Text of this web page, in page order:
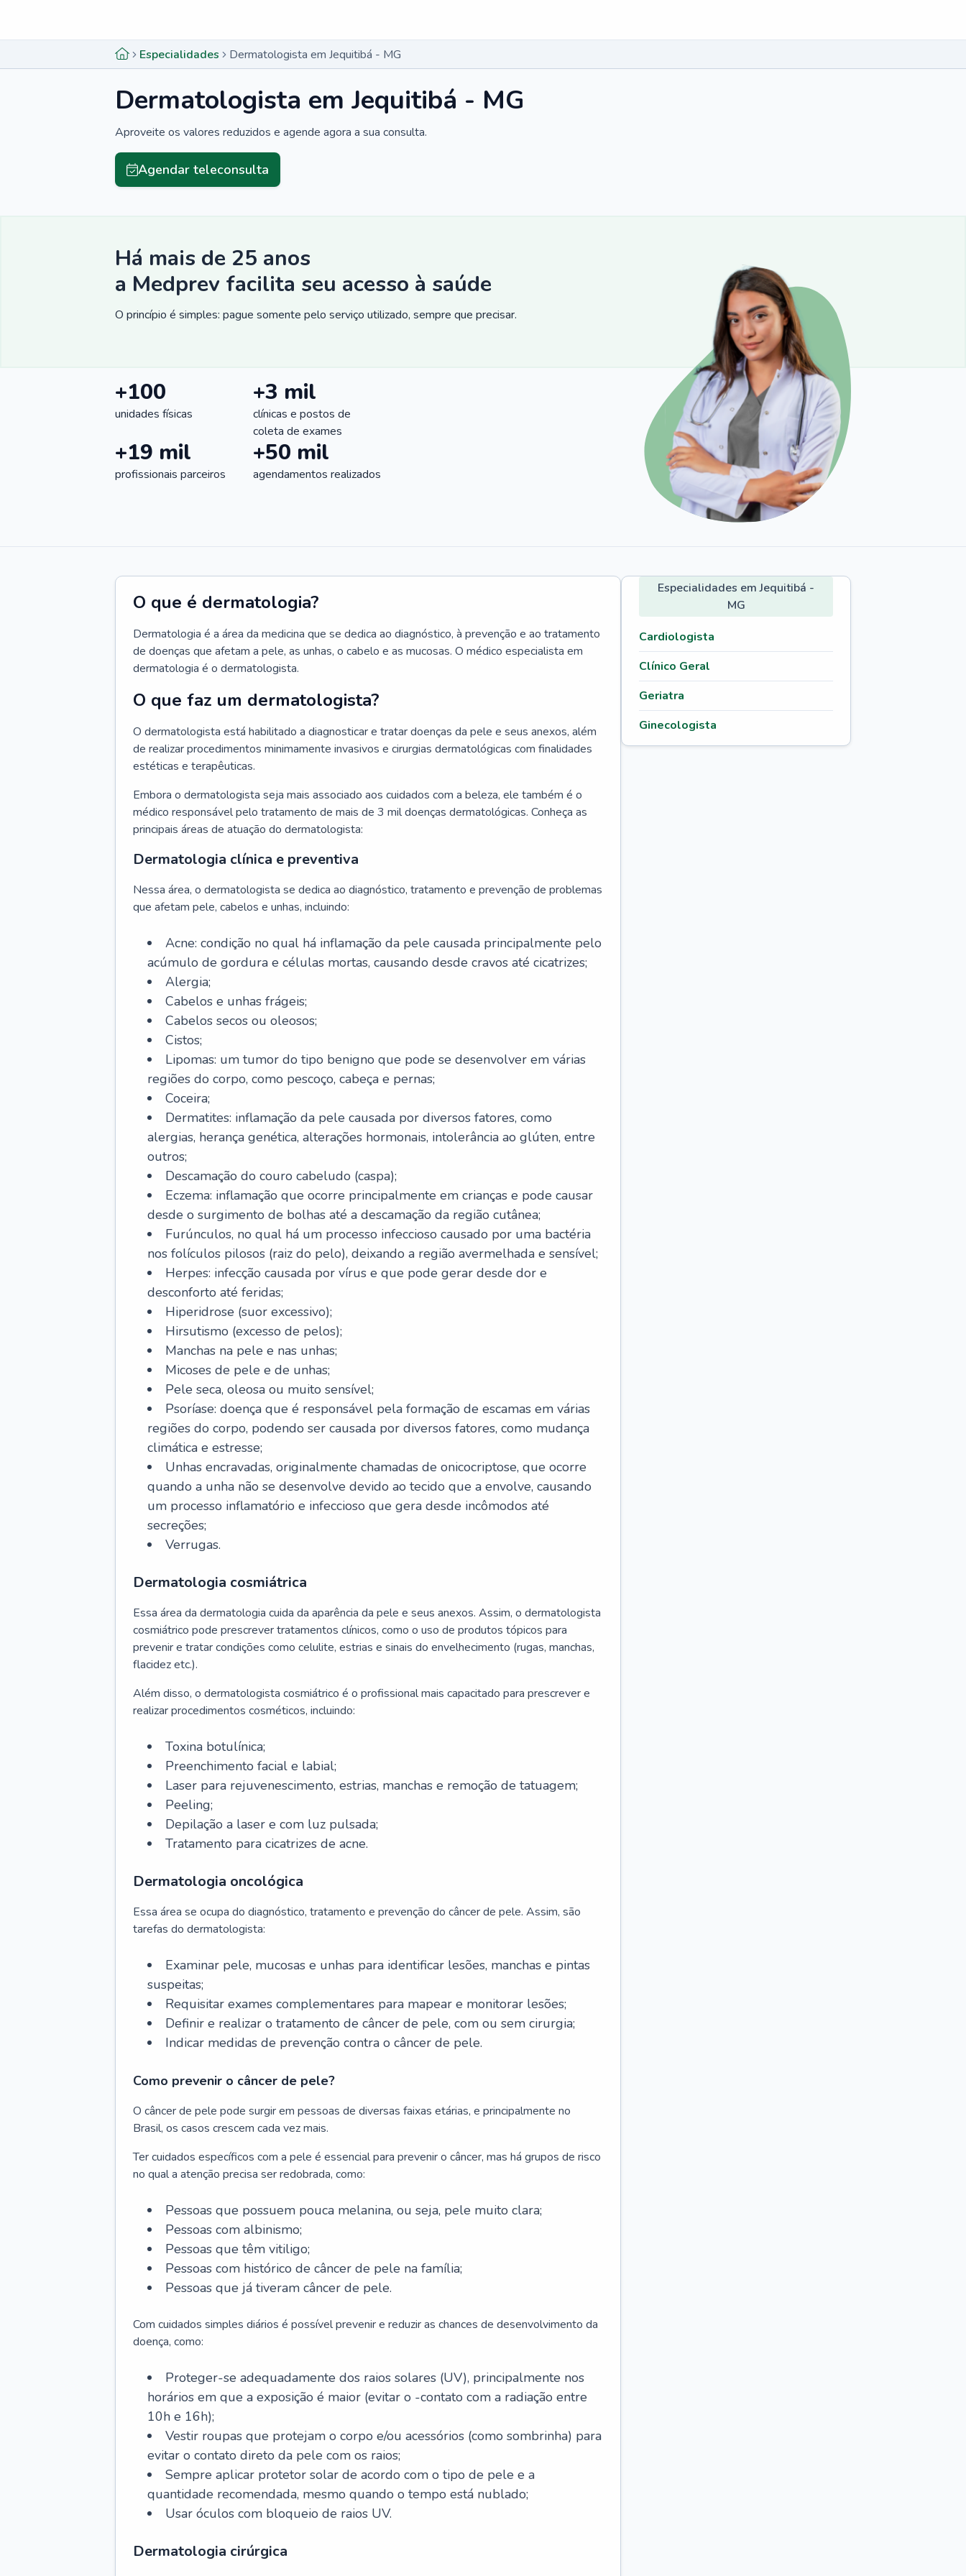
Especialidades Dermatologista em Jequitibá - MG
Dermatologista em Jequitibá - MG
Aproveite os valores reduzidos e agende agora a sua consulta.
Agendar teleconsulta
Há mais de 25 anos
a Medprev facilita seu acesso à saúde
O princípio é simples: pague somente pelo serviço utilizado, sempre que precisar.
+100
unidades físicas
+3 mil
clínicas e postos de
coleta de exames
+19 mil
profissionais parceiros
+50 mil
agendamentos realizados
O que é dermatologia?
Dermatologia é a área da medicina que se dedica ao diagnóstico, à prevenção e ao tratamento
de doenças que afetam a pele, as unhas, o cabelo e as mucosas. O médico especialista em
dermatologia é o dermatologista.
O que faz um dermatologista?
O dermatologista está habilitado a diagnosticar e tratar doenças da pele e seus anexos, além
de realizar procedimentos minimamente invasivos e cirurgias dermatológicas com finalidades
estéticas e terapêuticas.
Embora o dermatologista seja mais associado aos cuidados com a beleza, ele também é o
médico responsável pelo tratamento de mais de 3 mil doenças dermatológicas. Conheça as
principais áreas de atuação do dermatologista:
Dermatologia clínica e preventiva
Nessa área, o dermatologista se dedica ao diagnóstico, tratamento e prevenção de problemas
que afetam pele, cabelos e unhas, incluindo:
Acne: condição no qual há inflamação da pele causada principalmente pelo
acúmulo de gordura e células mortas, causando desde cravos até cicatrizes;
Alergia;
Cabelos e unhas frágeis;
Cabelos secos ou oleosos;
Cistos;
Lipomas: um tumor do tipo benigno que pode se desenvolver em várias
regiões do corpo, como pescoço, cabeça e pernas;
Coceira;
Dermatites: inflamação da pele causada por diversos fatores, como
alergias, herança genética, alterações hormonais, intolerância ao glúten, entre
outros;
Descamação do couro cabeludo (caspa);
Eczema: inflamação que ocorre principalmente em crianças e pode causar
desde o surgimento de bolhas até a descamação da região cutânea;
Furúnculos, no qual há um processo infeccioso causado por uma bactéria
nos folículos pilosos (raiz do pelo), deixando a região avermelhada e sensível;
Herpes: infecção causada por vírus e que pode gerar desde dor e
desconforto até feridas;
Hiperidrose (suor excessivo);
Hirsutismo (excesso de pelos);
Manchas na pele e nas unhas;
Micoses de pele e de unhas;
Pele seca, oleosa ou muito sensível;
Psoríase: doença que é responsável pela formação de escamas em várias
regiões do corpo, podendo ser causada por diversos fatores, como mudança
climática e estresse;
Unhas encravadas, originalmente chamadas de onicocriptose, que ocorre
quando a unha não se desenvolve devido ao tecido que a envolve, causando
um processo inflamatório e infeccioso que gera desde incômodos até
secreções;
Verrugas.
Dermatologia cosmiátrica
Essa área da dermatologia cuida da aparência da pele e seus anexos. Assim, o dermatologista
cosmiátrico pode prescrever tratamentos clínicos, como o uso de produtos tópicos para
prevenir e tratar condições como celulite, estrias e sinais do envelhecimento (rugas, manchas,
flacidez etc.).
Além disso, o dermatologista cosmiátrico é o profissional mais capacitado para prescrever e
realizar procedimentos cosméticos, incluindo:
Toxina botulínica;
Preenchimento facial e labial;
Laser para rejuvenescimento, estrias, manchas e remoção de tatuagem;
Peeling;
Depilação a laser e com luz pulsada;
Tratamento para cicatrizes de acne.
Dermatologia oncológica
Essa área se ocupa do diagnóstico, tratamento e prevenção do câncer de pele. Assim, são
tarefas do dermatologista:
Examinar pele, mucosas e unhas para identificar lesões, manchas e pintas
suspeitas;
Requisitar exames complementares para mapear e monitorar lesões;
Definir e realizar o tratamento de câncer de pele, com ou sem cirurgia;
Indicar medidas de prevenção contra o câncer de pele.
Como prevenir o câncer de pele?
O câncer de pele pode surgir em pessoas de diversas faixas etárias, e principalmente no
Brasil, os casos crescem cada vez mais.
Ter cuidados específicos com a pele é essencial para prevenir o câncer, mas há grupos de risco
no qual a atenção precisa ser redobrada, como:
Pessoas que possuem pouca melanina, ou seja, pele muito clara;
Pessoas com albinismo;
Pessoas que têm vitiligo;
Pessoas com histórico de câncer de pele na família;
Pessoas que já tiveram câncer de pele.
Com cuidados simples diários é possível prevenir e reduzir as chances de desenvolvimento da
doença, como:
Proteger-se adequadamente dos raios solares (UV), principalmente nos
horários em que a exposição é maior (evitar o -contato com a radiação entre
10h e 16h);
Vestir roupas que protejam o corpo e/ou acessórios (como sombrinha) para
evitar o contato direto da pele com os raios;
Sempre aplicar protetor solar de acordo com o tipo de pele e a
quantidade recomendada, mesmo quando o tempo está nublado;
Usar óculos com bloqueio de raios UV.
Dermatologia cirúrgica
Especialidades em Jequitibá -
MG
Cardiologista
Clínico Geral
Geriatra
Ginecologista